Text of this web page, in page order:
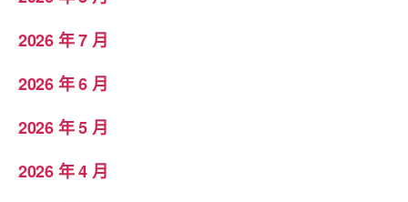
2026 年 7 月
2026 年 6 月
2026 年 5 月
2026 年 4 月